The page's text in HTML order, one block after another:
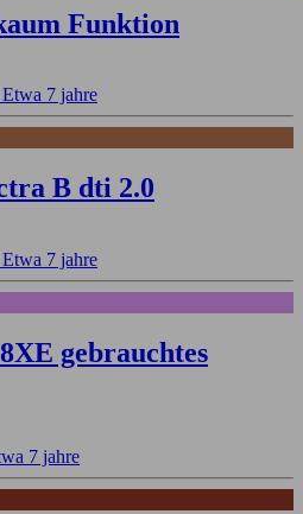
Funktion
7 jahre
B dti 2.0
7 jahre
gebrauchtes
7 jahre